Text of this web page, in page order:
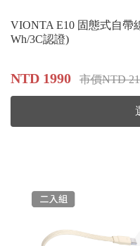
VIONTA E10 固態式自帶
Wh/3C認證)
NTD 1990 市價NTD